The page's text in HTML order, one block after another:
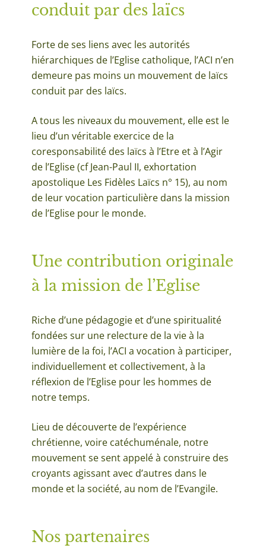
conduit par des laïcs
Forte de ses liens avec les autorités
hiérarchiques de l’Eglise catholique, l’ACI n’en
demeure pas moins un mouvement de laïcs
conduit par des laïcs.
A tous les niveaux du mouvement, elle est le
lieu d’un véritable exercice de la
coresponsabilité des laïcs à l’Etre et à l’Agir
de l’Eglise (cf Jean-Paul II, exhortation
apostolique Les Fidèles Laïcs n° 15), au nom
de leur vocation particulière dans la mission
de l’Eglise pour le monde.
Une contribution originale
à la mission de l’Eglise
Riche d’une pédagogie et d’une spiritualité
fondées sur une relecture de la vie à la
lumière de la foi, l’ACI a vocation à participer,
individuellement et collectivement, à la
réflexion de l’Eglise pour les hommes de
notre temps.
Lieu de découverte de l’expérience
chrétienne, voire catéchuménale, notre
mouvement se sent appelé à construire des
croyants agissant avec d’autres dans le
monde et la société, au nom de l’Evangile.
Nos partenaires